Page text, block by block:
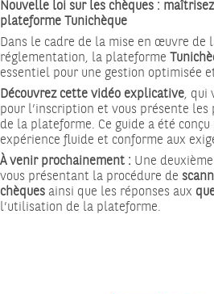
Nouvelle loi sur les chèques :
plateforme Tunichèque
Dans le cadre de la mise en œuvre de
réglementation, la plateforme
essentiel pour une gestion optimisée
Découvrez cette vidéo explicative, qui
pour l’inscription et vous présente
de la plateforme. Ce guide a été
expérience fluide et conforme aux
À venir prochainement : Une
vous présentant la procédure de
chèques ainsi que les réponses aux
l’utilisation de la plateforme.